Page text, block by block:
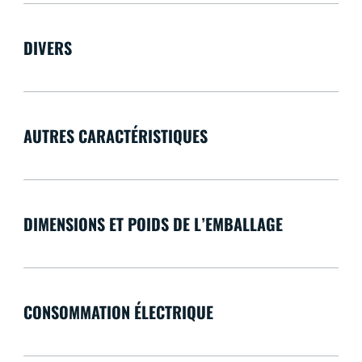
DIVERS
AUTRES CARACTÉRISTIQUES
DIMENSIONS ET POIDS DE L’EMBALLAGE
CONSOMMATION ÉLECTRIQUE